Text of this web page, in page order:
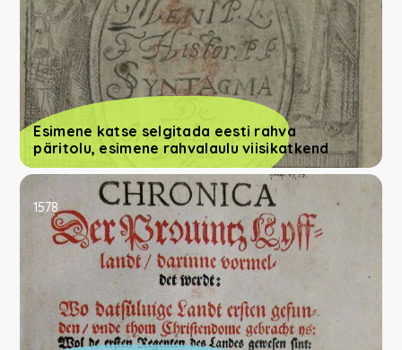
Esimene katse selgitada eesti rahva
päritolu, esimene rahvalaulu viisikatkend
1578